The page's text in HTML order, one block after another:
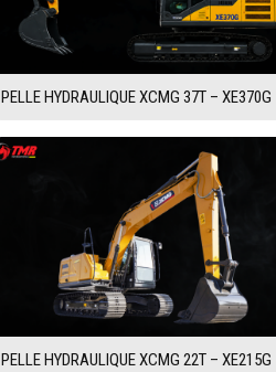
PELLE HYDRAULIQUE XCMG 37T – XE370G
PELLE HYDRAULIQUE XCMG 22T – XE215G